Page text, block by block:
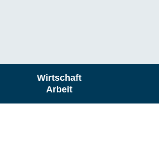
Wirtschaft
Arbeit